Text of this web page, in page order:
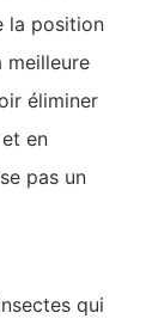
la position
meilleure
éliminer
en
pas un
qui